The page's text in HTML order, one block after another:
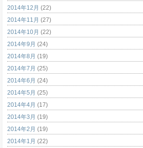
2014年12月 (22)
2014年11月 (27)
2014年10月 (22)
2014年9月 (24)
2014年8月 (19)
2014年7月 (25)
2014年6月 (24)
2014年5月 (25)
2014年4月 (17)
2014年3月 (19)
2014年2月 (19)
2014年1月 (22)